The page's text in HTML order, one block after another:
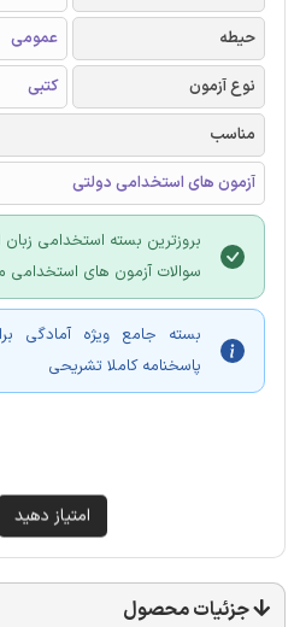
حیطه
عمومی
نوع آزمون
کتبی
مناسب
آزمون های استخدامی دولتی
بروزترین بسته استخدامی
سوالات آزمون های استخدامی مهم از سال
بسته جامع ویژه آمادگی
پاسخنامه کاملا تشریحی
جزئیات محصول